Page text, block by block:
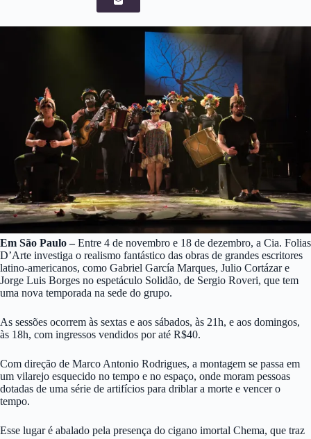
Em São Paulo –Entre 4 de novembro e 18 de dezembro, a Cia. Folias
D’Arte investiga o realismo fantástico das obras de grandes escritores
latino-americanos, como Gabriel García Marques, Julio Cortázar e
Jorge Luis Borges no espetáculo Solidão, de Sergio Roveri, que tem
uma nova temporada na sede do grupo.
As sessões ocorrem às sextas e aos sábados, às 21h, e aos domingos,
às 18h, com ingressos vendidos por até R$40.
Com direção de Marco Antonio Rodrigues, a montagem se passa em
um vilarejo esquecido no tempo e no espaço, onde moram pessoas
dotadas de uma série de artifícios para driblar a morte e vencer o
tempo.
Esse lugar é abalado pela presença do cigano imortal Chema, que traz